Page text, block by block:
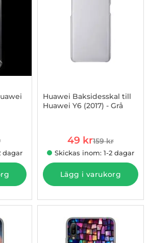
pris
dagar
Huawei Baksidesskal till
Huawei Y6 (2017) - Grå
rea pris
49 krtidigare pris
159 kr
Skickas inom: 1-2 dagar
Lägg i varukorg